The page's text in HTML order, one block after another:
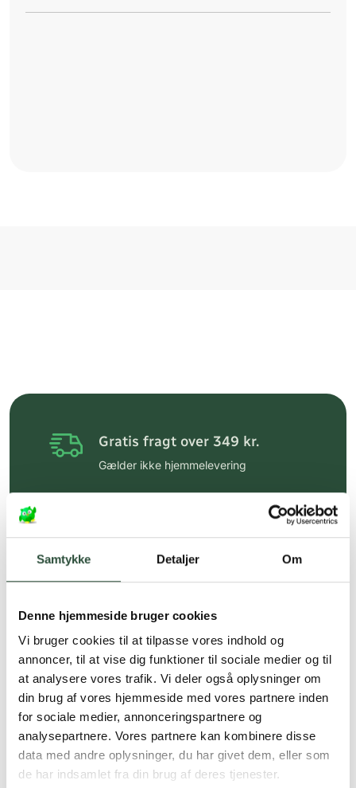
Samtykke Detaljer Om
Denne hjemmeside bruger cookies
Vi bruger cookies til at tilpasse vores indhold og
annoncer, til at vise dig funktioner til sociale medier og til
at analysere vores trafik. Vi deler også oplysninger om
din brug af vores hjemmeside med vores partnere inden
for sociale medier, annonceringspartnere og
analysepartnere. Vores partnere kan kombinere disse
data med andre oplysninger, du har givet dem, eller som
de har indsamlet fra din brug af deres tjenester.
Gratis fragt over 349 kr.
Gælder ikke hjemmelevering
Hurtig levering (30 min. i Kbh)
Faste lave priser*
*Gælder ikke ernæringsprodukter.
Stort udvalg af kendte
produkter
Vi tilbyder et stort udvalg af kendte
cremer, vitaminer og andre spændende
produkter – altid til fast lav pris.